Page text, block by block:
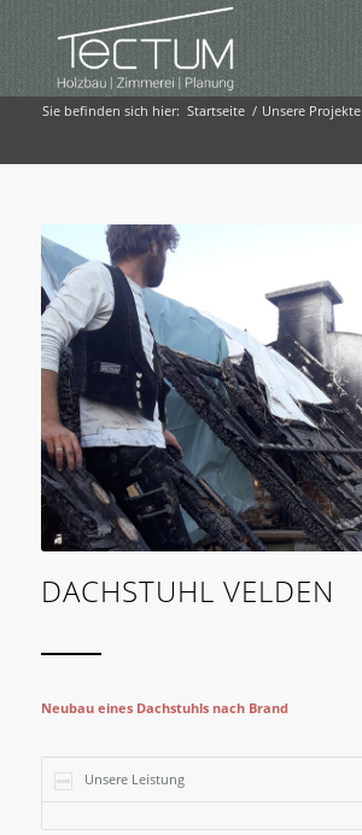
Sie befinden sich hier: Startseite / Unsere Projekte
DACHSTUHL VELDEN
Neubau eines Dachstuhls nach Brand
Unsere Leistung